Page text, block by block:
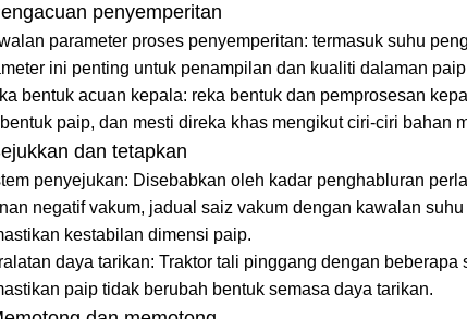
penyemperitan
parameter proses penyemperitan: termasuk suhu
ini penting untuk penampilan dan kualiti dalaman
bentuk acuan kepala: reka bentuk dan pemprosesan
paip, dan mesti direka khas mengikut ciri-ciri bahan
dan tetapkan
penyejukan: Disebabkan oleh kadar penghabluran
negatif vakum, jadual saiz vakum dengan kawalan
kestabilan dimensi paip.
daya tarikan: Traktor tali pinggang dengan
paip tidak berubah bentuk semasa daya tarikan.